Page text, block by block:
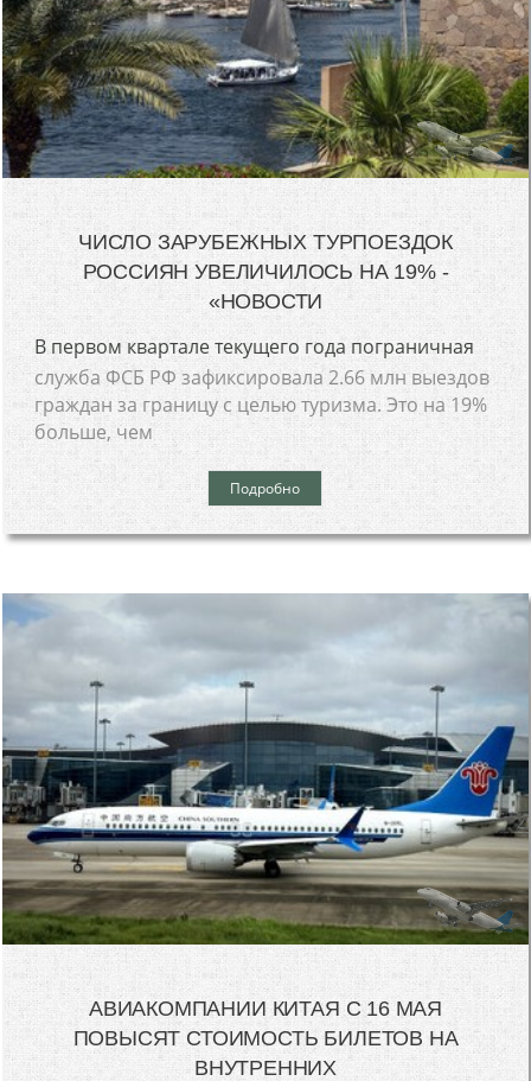
ЧИСЛО ЗАРУБЕЖНЫХ ТУРПОЕЗДОК
РОССИЯН УВЕЛИЧИЛОСЬ НА 19% -
«НОВОСТИ
В первом квартале текущего года пограничная
служба ФСБ РФ зафиксировала 2.66 млн выездов
граждан за границу с целью туризма. Это на 19%
больше, чем
Подробно
АВИАКОМПАНИИ КИТАЯ С 16 МАЯ
ПОВЫСЯТ СТОИМОСТЬ БИЛЕТОВ НА
ВНУТРЕННИХ